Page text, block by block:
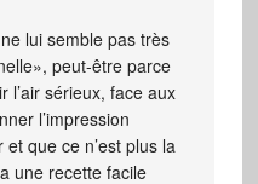
lui semble pas très
peut-être parce
l’air sérieux, face aux
l’impression
et que ce n’est plus la
une recette facile